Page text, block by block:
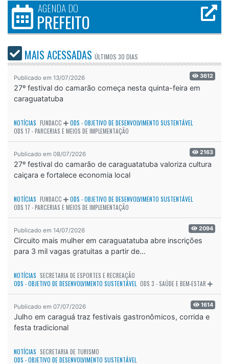
AGENDA DO
PREFEITO
MAIS ACESSADAS ÚLTIMOS 30 DIAS
Publicado em 13/07/2026 3612
27º festival do camarão começa nesta quinta-feira em
caraguatatuba
NOTÍCIAS FUNDACC
ODS - OBJETIVO DE DESENVOLVIMENTO SUSTENTÁVEL
ODS 17 - PARCERIAS E MEIOS DE IMPLEMENTAÇÃO
Publicado em 08/07/2026 2163
27º festival do camarão de caraguatatuba valoriza cultura
caiçara e fortalece economia local
NOTÍCIAS FUNDACC
ODS - OBJETIVO DE DESENVOLVIMENTO SUSTENTÁVEL
ODS 17 - PARCERIAS E MEIOS DE IMPLEMENTAÇÃO
Publicado em 14/07/2026 2094
Circuito mais mulher em caraguatatuba abre inscrições
para 3 mil vagas gratuitas a partir de...
NOTÍCIAS SECRETARIA DE ESPORTES E RECREAÇÃO
ODS - OBJETIVO DE DESENVOLVIMENTO SUSTENTÁVEL ODS 3 - SAÚDE E BEM-ESTAR
Publicado em 07/07/2026 1614
Julho em caraguá traz festivais gastronômicos, corrida e
festa tradicional
NOTÍCIAS SECRETARIA DE TURISMO
ODS - OBJETIVO DE DESENVOLVIMENTO SUSTENTÁVEL